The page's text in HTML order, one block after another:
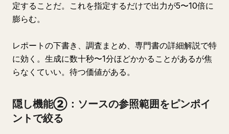
定することだ。これを指定するだけで出力が5〜10倍に
膨らむ。
レポートの下書き、調査まとめ、専門書の詳細解説で特
に効く。生成に数十秒〜1分ほどかかることがあるが焦
らなくていい。待つ価値がある。
隠し機能②：ソースの参照範囲をピンポイ
ントで絞る